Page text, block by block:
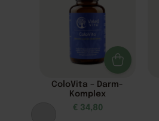
ColoVita – Darm-
Komplex
€ 34,80